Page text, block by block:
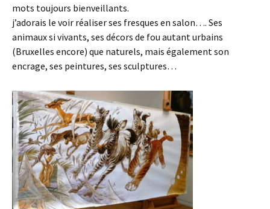
mots toujours bienveillants.
j’adorais le voir réaliser ses fresques en salon…. Ses
animaux si vivants, ses décors de fou autant urbains
(Bruxelles encore) que naturels, mais également son
encrage, ses peintures, ses sculptures…